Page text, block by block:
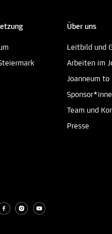
Über uns
Leitbild und
Arbeiten im
Joanneum to
Team und
Presse